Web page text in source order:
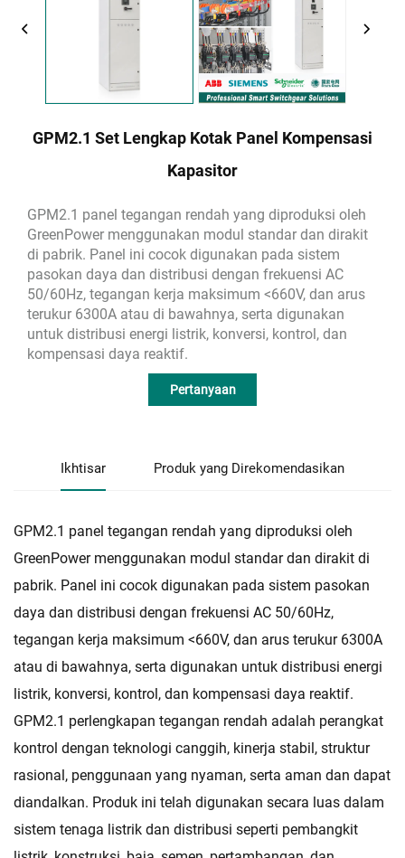
GPM2.1 Set Lengkap Kotak Panel Kompensasi
Kapasitor
GPM2.1 panel tegangan rendah yang diproduksi oleh
GreenPower menggunakan modul standar dan dirakit
di pabrik. Panel ini cocok digunakan pada sistem
pasokan daya dan distribusi dengan frekuensi AC
50/60Hz, tegangan kerja maksimum <660V, dan arus
terukur 6300A atau di bawahnya, serta digunakan
untuk distribusi energi listrik, konversi, kontrol, dan
kompensasi daya reaktif.
Pertanyaan
Ikhtisar Produk yang Direkomendasikan
GPM2.1 panel tegangan rendah yang diproduksi oleh
GreenPower menggunakan modul standar dan dirakit di
pabrik. Panel ini cocok digunakan pada sistem pasokan
daya dan distribusi dengan frekuensi AC 50/60Hz,
tegangan kerja maksimum <660V, dan arus terukur 6300A
atau di bawahnya, serta digunakan untuk distribusi energi
listrik, konversi, kontrol, dan kompensasi daya reaktif.
GPM2.1 perlengkapan tegangan rendah adalah perangkat
kontrol dengan teknologi canggih, kinerja stabil, struktur
rasional, penggunaan yang nyaman, serta aman dan dapat
diandalkan. Produk ini telah digunakan secara luas dalam
sistem tenaga listrik dan distribusi seperti pembangkit